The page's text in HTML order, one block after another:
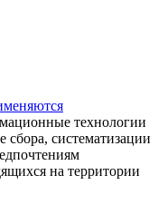
технологии
систематизации
на территории